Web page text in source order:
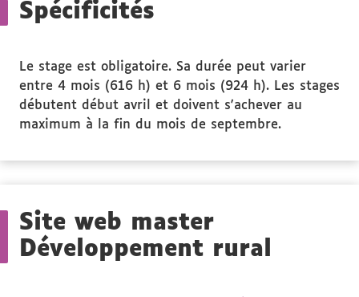
Spécificités
Le stage est obligatoire. Sa durée peut varier
entre 4 mois (616 h) et 6 mois (924 h). Les stages
débutent début avril et doivent s'achever au
maximum à la fin du mois de septembre.
Site web master
Développement rural